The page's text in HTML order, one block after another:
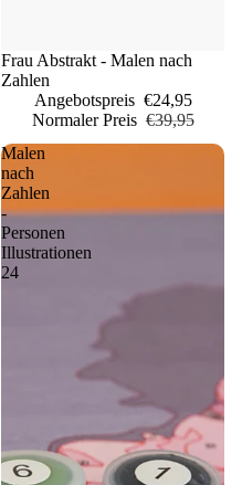
Sale
Frau Abstrakt - Malen nach
Zahlen
Angebotspreis €24,95
Normaler Preis €39,95
Malen
nach
Zahlen
-
Personen
Illustrationen
24